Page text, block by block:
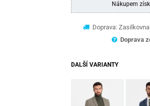
Nákupem
Doprava:
Doprava
DALŠÍ VARIANTY